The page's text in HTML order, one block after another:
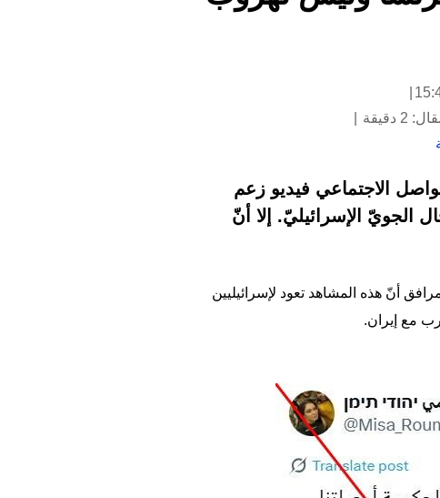
الاجتماعي فيديو زعم
الجويّ الإسرائيليّ. إلا أنّ
أنّ هذه المشاهد تعود لإسرائيليين
مع إيران.